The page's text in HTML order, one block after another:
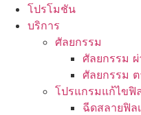
โปรโมชัน
บริการ
ศัลยกรรม
ศัลยกรรม
ศัลยกรรม
โปรแกรมแก้ไขฟิ
ฉีดสลายฟิล